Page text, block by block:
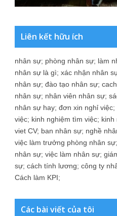
Liên kết hữu ích
nhân sự; phòng nhân sự; làm
nhân sự là gì; xác nhận nhân
nhân sự; đào tạo nhân sự;
nhân sự; nhân viên nhân sự;
nhân sự hay; đơn xin nghỉ việc;
việc; kinh nghiệm tìm việc; kinh
viet CV; ban nhân sự; nghề
việc làm trưởng phòng nhân sự;
nhân sự; việc làm nhân sự;
sự; cách tính lương; công ty
Cách làm KPI;
Các bài viết của tôi